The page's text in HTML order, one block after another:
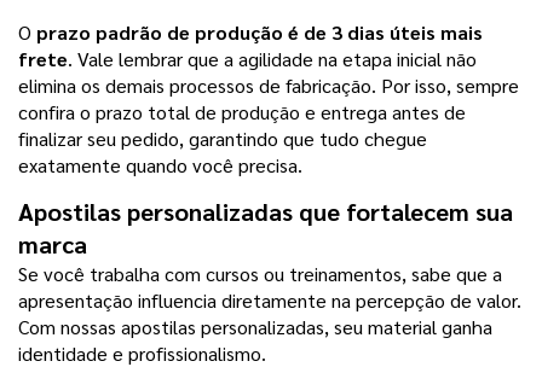
O prazo padrão de produção é de 3 dias úteis mais
frete. Vale lembrar que a agilidade na etapa inicial não
elimina os demais processos de fabricação. Por isso, sempre
confira o prazo total de produção e entrega antes de
finalizar seu pedido, garantindo que tudo chegue
exatamente quando você precisa.
Apostilas personalizadas que fortalecem sua
marca
Se você trabalha com cursos ou treinamentos, sabe que a
apresentação influencia diretamente na percepção de valor.
Com nossas apostilas personalizadas, seu material ganha
identidade e profissionalismo.